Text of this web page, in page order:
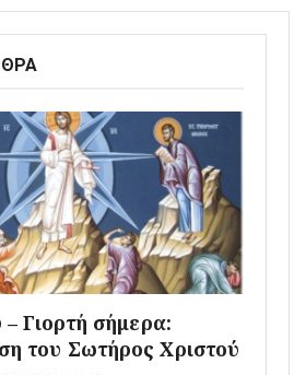
Γιορτή σήμερα:
του Σωτήρος Χριστού